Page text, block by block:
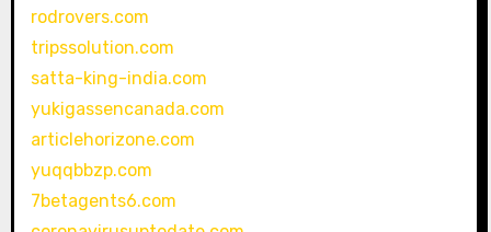
rodrovers.com
tripssolution.com
satta-king-india.com
yukigassencanada.com
articlehorizone.com
yuqqbbzp.com
7betagents6.com